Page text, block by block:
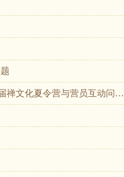
禅文化夏令营与营员互动问…